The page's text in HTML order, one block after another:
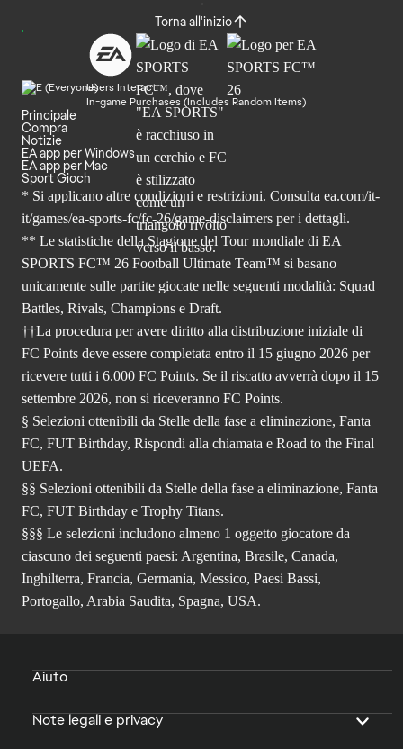
Torna all'inizio
Users Interact
In-game Purchases (Includes Random Items)
Principale
Compra
Notizie
EA app per Windows
EA app per Mac
Sport Gioch
* Si applicano altre condizioni e restrizioni. Consulta ea.com/it-
it/games/ea-sports-fc/fc-26/game-disclaimers per i dettagli.
** Le statistiche della Stagione del Tour mondiale di EA
SPORTS FC™ 26 Football Ultimate Team™ si basano
unicamente sulle partite giocate nelle seguenti modalità: Squad
Battles, Rivals, Champions e Draft.
††La procedura per avere diritto alla distribuzione iniziale di
FC Points deve essere completata entro il 15 giugno 2026 per
ricevere tutti i 6.000 FC Points. Se il riscatto avverrà dopo il 15
settembre 2026, non si riceveranno FC Points.
§ Selezioni ottenibili da Stelle della fase a eliminazione, Fanta
FC, FUT Birthday, Rispondi alla chiamata e Road to the Final
UEFA.
§§ Selezioni ottenibili da Stelle della fase a eliminazione, Fanta
FC, FUT Birthday e Trophy Titans.
§§§ Le selezioni includono almeno 1 oggetto giocatore da
ciascuno dei seguenti paesi: Argentina, Brasile, Canada,
Inghilterra, Francia, Germania, Messico, Paesi Bassi,
Portogallo, Arabia Saudita, Spagna, USA.
Aiuto
Note legali e privacy